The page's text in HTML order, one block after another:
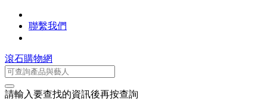
聯繫我們
滾石購物網
請輸入要查找的資訊後再按查詢